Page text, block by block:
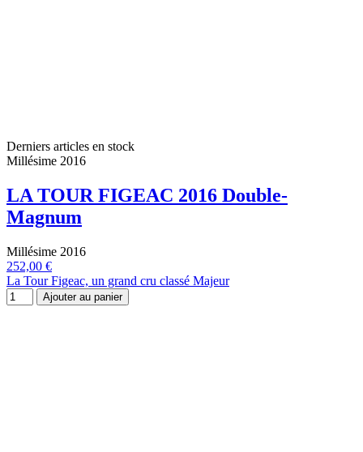
Derniers articles en stock
Millésime 2016
LA TOUR FIGEAC 2016 Double-
Magnum
Millésime 2016
252,00 €
La Tour Figeac, un grand cru classé Majeur
Ajouter au panier